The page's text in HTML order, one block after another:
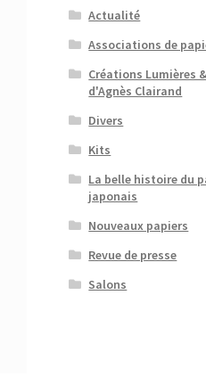
Actualité
Associations de
Créations Lumières
d'Agnès Clairand
Divers
Kits
La belle histoire du
japonais
Nouveaux papiers
Revue de presse
Salons